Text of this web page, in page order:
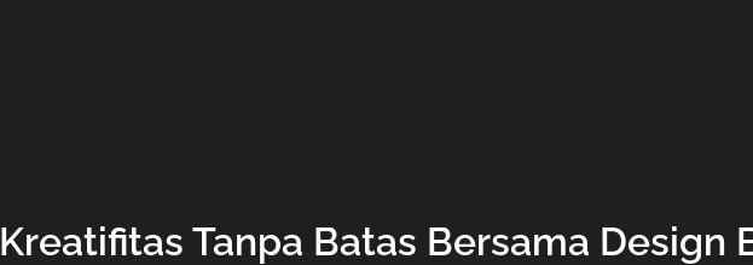
Kreatifitas Tanpa Batas Bersama Design